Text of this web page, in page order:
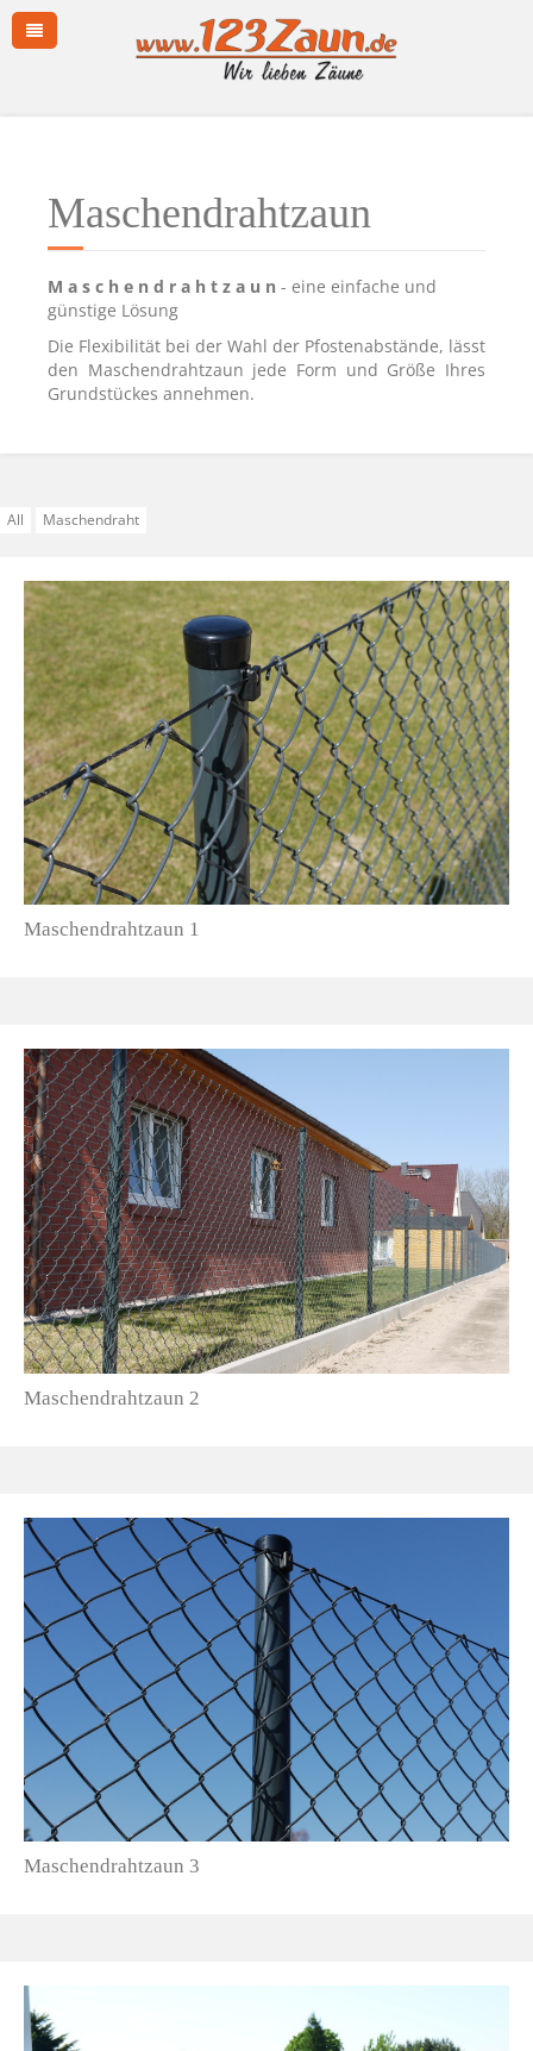
Maschendrahtzaun
M a s c h e n d r a h t z a u n - eine einfache und
günstige Lösung
Die Flexibilität bei der Wahl der Pfostenabstände, lässt
den Maschendrahtzaun jede Form und Größe Ihres
Grundstückes annehmen.
All Maschendraht
Maschendrahtzaun 1
Maschendrahtzaun 2
Maschendrahtzaun 3